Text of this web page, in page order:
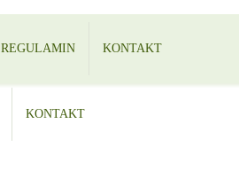
REGULAMIN KONTAKT
KONTAKT